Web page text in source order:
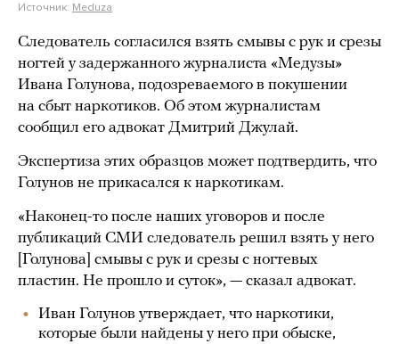
Источник: Meduza
Следователь согласился взять смывы с рук и срезы
ногтей у задержанного журналиста «Медузы»
Ивана Голунова, подозреваемого в покушении
на сбыт наркотиков. Об этом журналистам
сообщил его адвокат Дмитрий Джулай.
Экспертиза этих образцов может подтвердить, что
Голунов не прикасался к наркотикам.
«Наконец-то после наших уговоров и после
публикаций СМИ следователь решил взять у него
[Голунова] смывы с рук и срезы с ногтевых
пластин. Не прошло и суток», — сказал адвокат.
Иван Голунов утверждает, что наркотики,
которые были найдены у него при обыске,